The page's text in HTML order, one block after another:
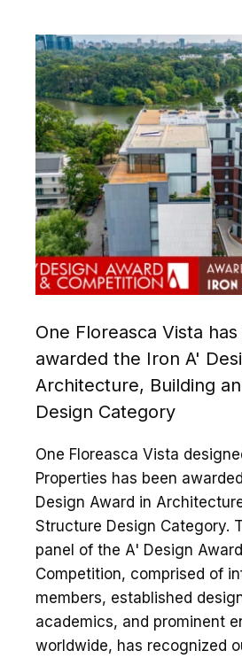
One Floreasca Vista
awarded the Iron A'
Architecture, Building
Design Category
One Floreasca Vista
Properties has been
Design Award in
Structure Design Category.
panel of the A' Design
Competition, comprised of
members, established
academics, and prominent
worldwide, has recognized